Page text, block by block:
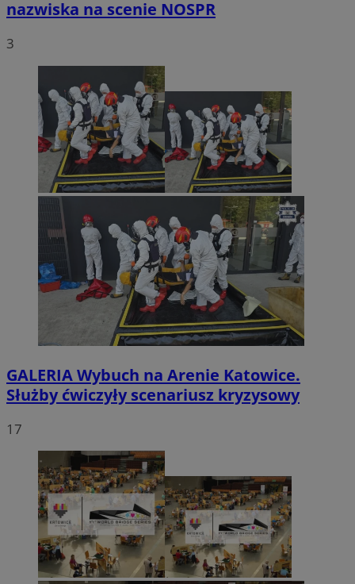
nazwiska na scenie NOSPR
3
GALERIAWybuch na Arenie Katowice.
Służby ćwiczyły scenariusz kryzysowy
17